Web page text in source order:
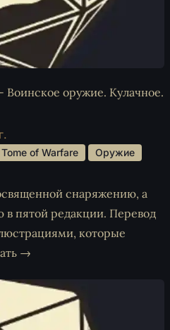
оружие. Кулачное.
Tome of Warfare
Оружие
снаряжению, а
пятой редакции. Перевод
которые
→